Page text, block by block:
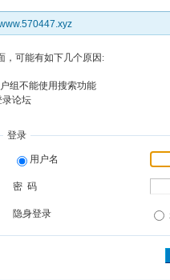
，可能有如下几个原因:
组不能使用搜索功能
录论坛
登录
用户名
密 码
隐身登录